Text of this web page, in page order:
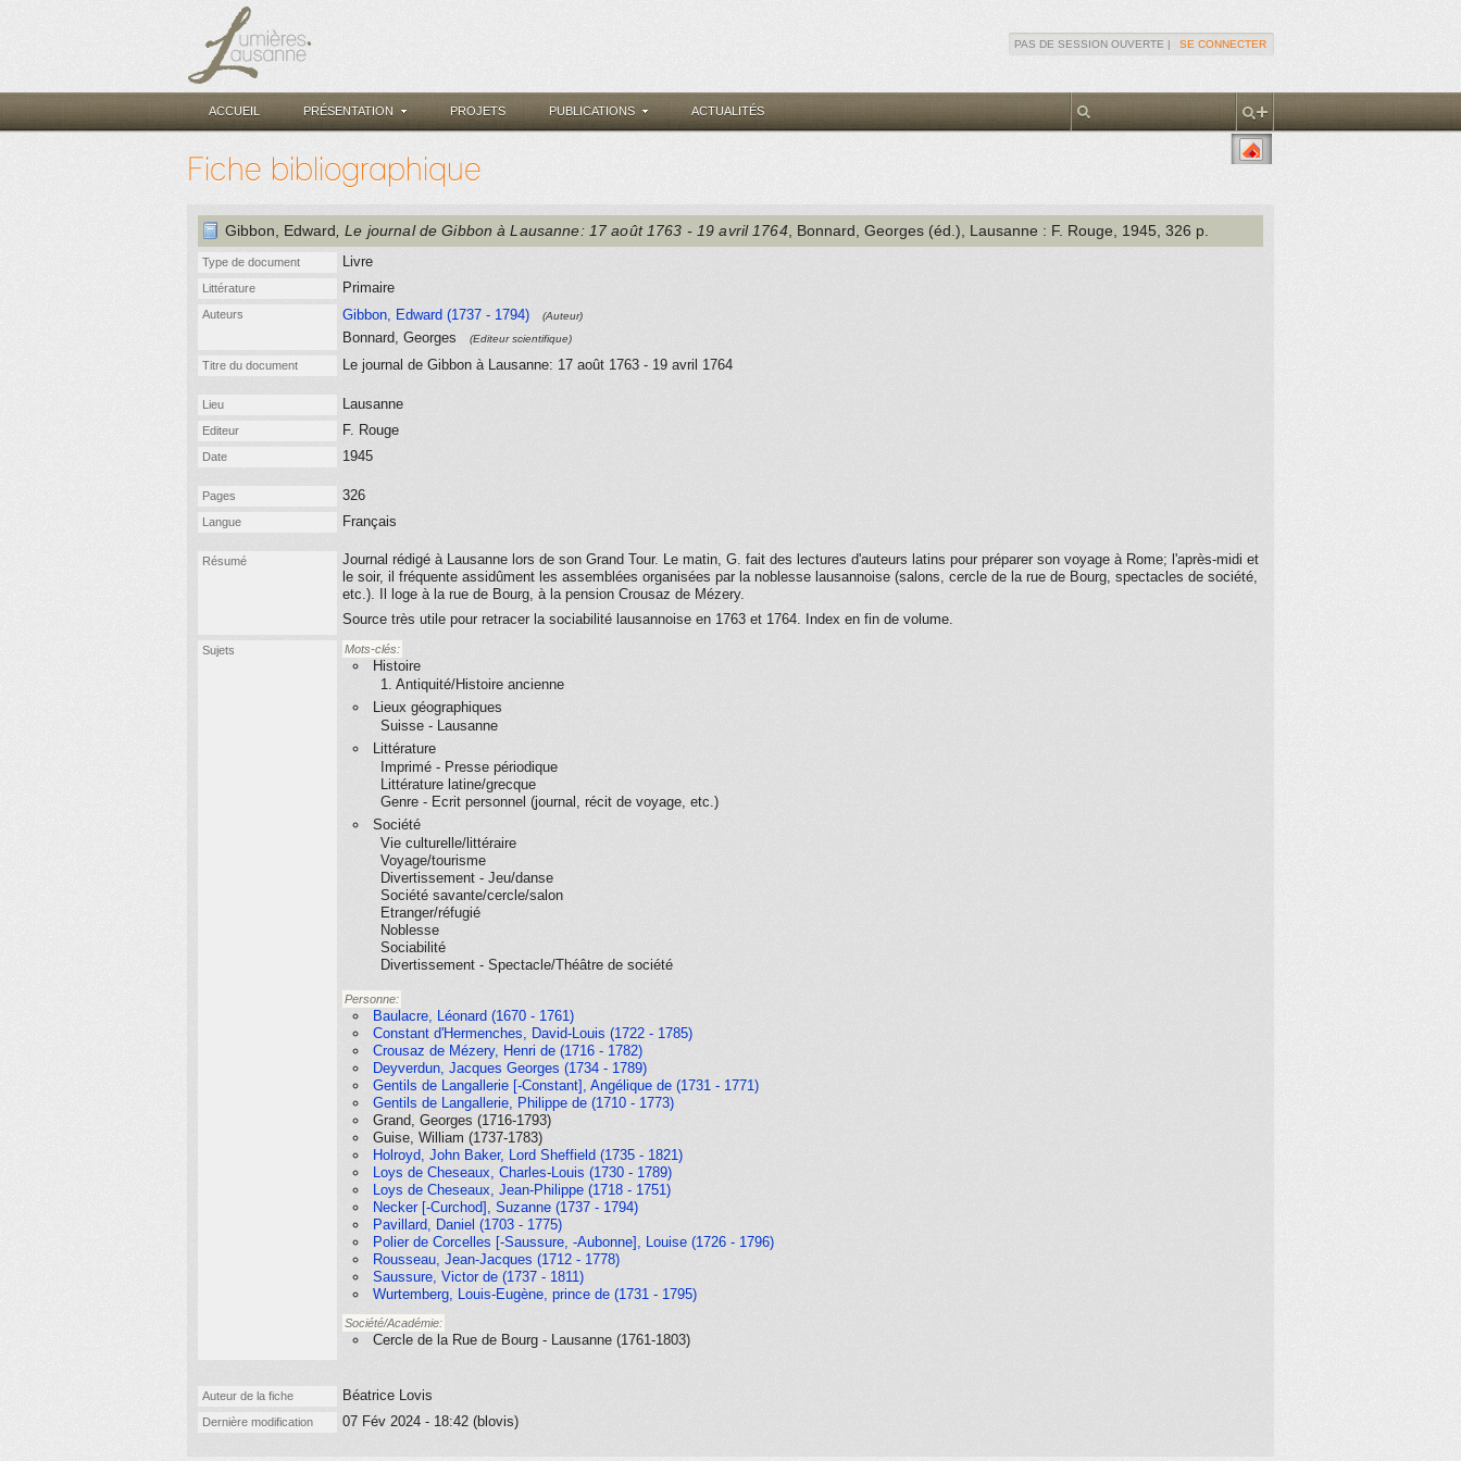
PAS DE SESSION OUVERTE | SE CONNECTER
ACCUEIL PRÉSENTATION PROJETS PUBLICATIONS ACTUALITÉS
Fiche bibliographique
Gibbon, Edward , Le journal de Gibbon à Lausanne: 17 août 1763 - 19 avril 1764, Bonnard, Georges (éd.) , Lausanne : F. Rouge , 1945 , 326 p.
Type de document Livre
Littérature Primaire
Auteurs Gibbon, Edward (1737 - 1794) (Auteur)
Bonnard, Georges (Editeur scientifique)
Titre du document Le journal de Gibbon à Lausanne: 17 août 1763 - 19 avril 1764
Lieu Lausanne
Editeur F. Rouge
Date 1945
Pages 326
Langue Français
Résumé
Journal rédigé à Lausanne lors de son Grand Tour. Le matin, G. fait des lectures d'auteurs latins pour préparer son voyage à Rome; l'après-midi et
le soir, il fréquente assidûment les assemblées organisées par la noblesse lausannoise (salons, cercle de la rue de Bourg, spectacles de société,
etc.). Il loge à la rue de Bourg, à la pension Crousaz de Mézery.
Source très utile pour retracer la sociabilité lausannoise en 1763 et 1764. Index en fin de volume.
Sujets Mots-clés:
Histoire
1. Antiquité/Histoire ancienne
Lieux géographiques
Suisse - Lausanne
Littérature
Imprimé - Presse périodique
Littérature latine/grecque
Genre - Ecrit personnel (journal, récit de voyage, etc.)
Société
Vie culturelle/littéraire
Voyage/tourisme
Divertissement - Jeu/danse
Société savante/cercle/salon
Etranger/réfugié
Noblesse
Sociabilité
Divertissement - Spectacle/Théâtre de société
Personne:
Baulacre, Léonard (1670 - 1761)
Constant d'Hermenches, David-Louis (1722 - 1785)
Crousaz de Mézery, Henri de (1716 - 1782)
Deyverdun, Jacques Georges (1734 - 1789)
Gentils de Langallerie [-Constant], Angélique de (1731 - 1771)
Gentils de Langallerie, Philippe de (1710 - 1773)
Grand, Georges (1716-1793)
Guise, William (1737-1783)
Holroyd, John Baker, Lord Sheffield (1735 - 1821)
Loys de Cheseaux, Charles-Louis (1730 - 1789)
Loys de Cheseaux, Jean-Philippe (1718 - 1751)
Necker [-Curchod], Suzanne (1737 - 1794)
Pavillard, Daniel (1703 - 1775)
Polier de Corcelles [-Saussure, -Aubonne], Louise (1726 - 1796)
Rousseau, Jean-Jacques (1712 - 1778)
Saussure, Victor de (1737 - 1811)
Wurtemberg, Louis-Eugène, prince de (1731 - 1795)
Société/Académie:
Cercle de la Rue de Bourg - Lausanne (1761-1803)
Auteur de la fiche Béatrice Lovis
Dernière modification 07 Fév 2024 - 18:42 (blovis)